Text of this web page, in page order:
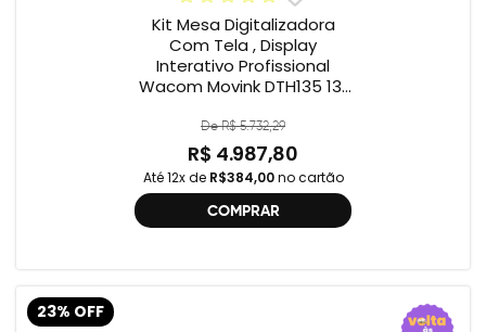
Kit Mesa Digitalizadora
Com Tela , Display
Interativo Profissional
Wacom Movink DTH135 13”
One , 2ª geração
De R$ 5.732,29
R$ 4.987,80
Até 12x de R$384,00no cartão
COMPRAR
23% OFF